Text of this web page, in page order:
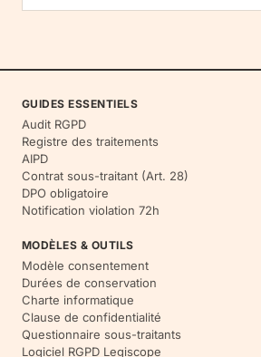
GUIDES ESSENTIELS
Audit RGPD
Registre des traitements
AIPD
Contrat sous-traitant (Art. 28)
DPO obligatoire
Notification violation 72h
MODÈLES & OUTILS
Modèle consentement
Durées de conservation
Charte informatique
Clause de confidentialité
Questionnaire sous-traitants
Logiciel RGPD Legiscope